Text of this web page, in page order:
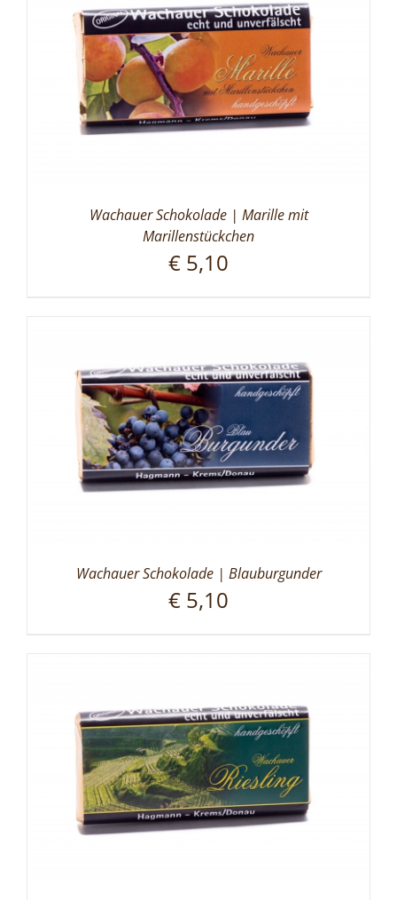
Wachauer Schokolade | Marille mit
Marillenstückchen
€ 5,10
Wachauer Schokolade | Blauburgunder
€ 5,10